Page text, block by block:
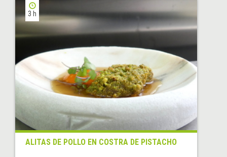
3 h
ALITAS DE POLLO EN COSTRA DE PISTACHO